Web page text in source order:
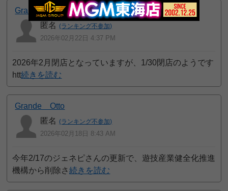
Grande Otto
匿名 (ランキング不参加)
2026年02月22日 4:37 PM
2026年2月閉店となっていますが、1/30閉店のようです
htt続きを読む
Grande Otto
匿名 (ランキング不参加)
2026年02月18日 8:43 AM
今年2/17のジェネピさんの更新で、遊技産業健全化推進
機構から削除さ続きを読む